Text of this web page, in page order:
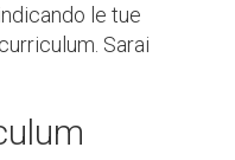
le tue
Sarai